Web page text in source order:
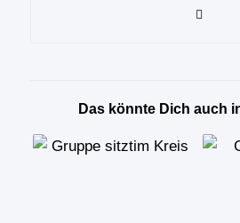
Das könnte Dich auch